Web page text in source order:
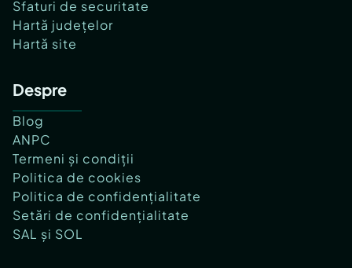
Sfaturi de securitate
Hartă județelor
Hartă site
Despre
Blog
ANPC
Termeni și condiții
Politica de cookies
Politica de confidențialitate
Setări de confidențialitate
SAL și SOL